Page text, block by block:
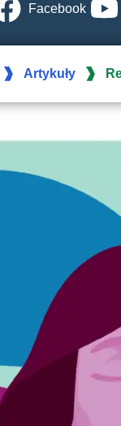
Facebook
Artykuły